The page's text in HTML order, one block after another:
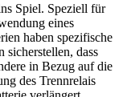
Spiel. Speziell für
eines
haben spezifische
sicherstellen, dass
in Bezug auf die
des Trennrelais